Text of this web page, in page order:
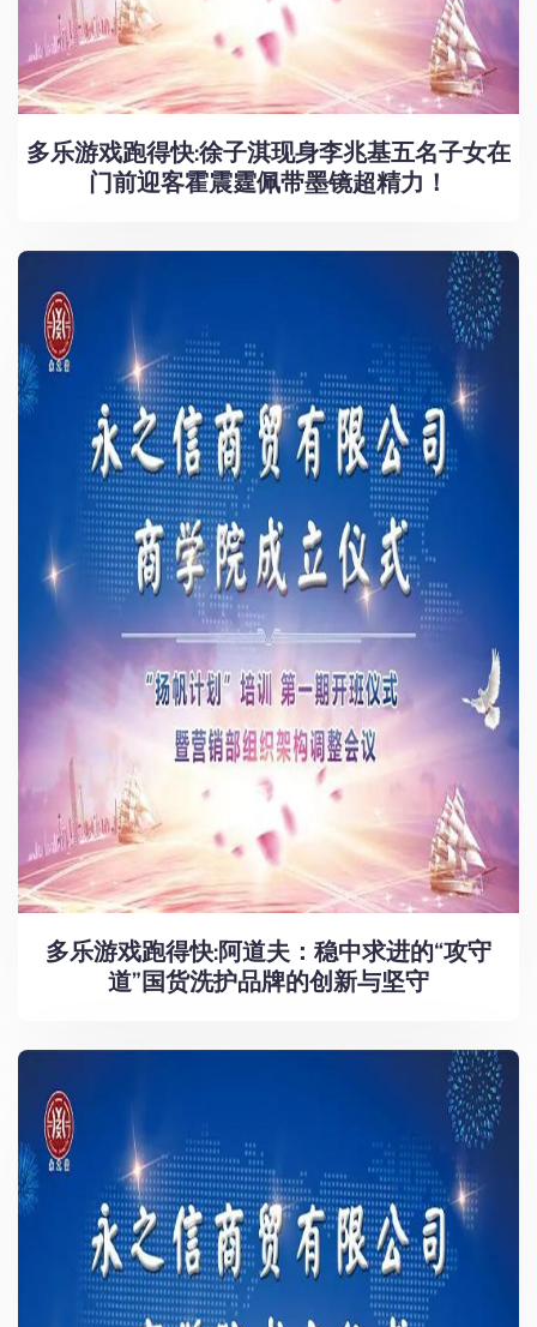
多乐游戏跑得快:徐子淇现身李兆基五名子女在
门前迎客霍震霆佩带墨镜超精力！
多乐游戏跑得快:阿道夫：稳中求进的“攻守
道”国货洗护品牌的创新与坚守